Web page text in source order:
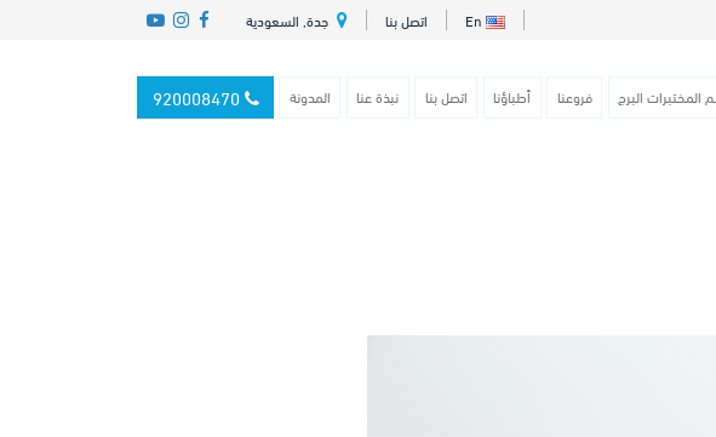
En اتصل بنا جدة, السعودية
المختبرات البرج فروعنا أطباؤنا اتصل بنا نبذة عنا المدونة